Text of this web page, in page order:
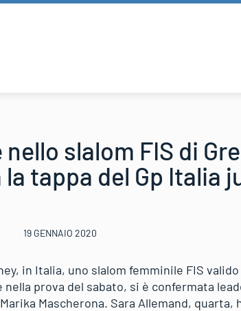
slalom FIS di
tappa del Gp Italia
19 GENNAIO 2020
in Italia, uno slalom femminile FIS
prova del sabato, si è confermata
Mascherona. Sara Allemand, quarta,